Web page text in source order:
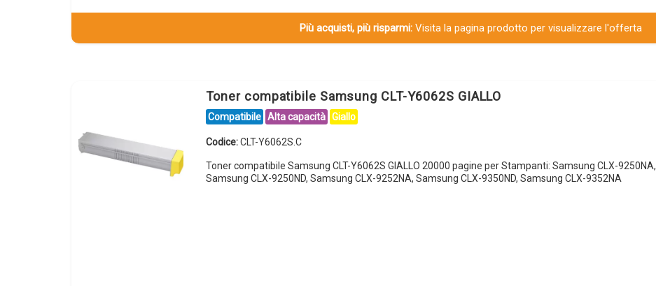
Più acquisti, più risparmi:Visita la pagina prodotto per visualizzare l'offerta
Toner compatibile Samsung CLT-Y6062S GIALLO
Compatibile Alta capacità Giallo
Codice:CLT-Y6062S.C
Toner compatibile Samsung CLT-Y6062S GIALLO 20000 pagine per Stampanti: Samsung CLX-9250NA,
Samsung CLX-9250ND, Samsung CLX-9252NA, Samsung CLX-9350ND, Samsung CLX-9352NA